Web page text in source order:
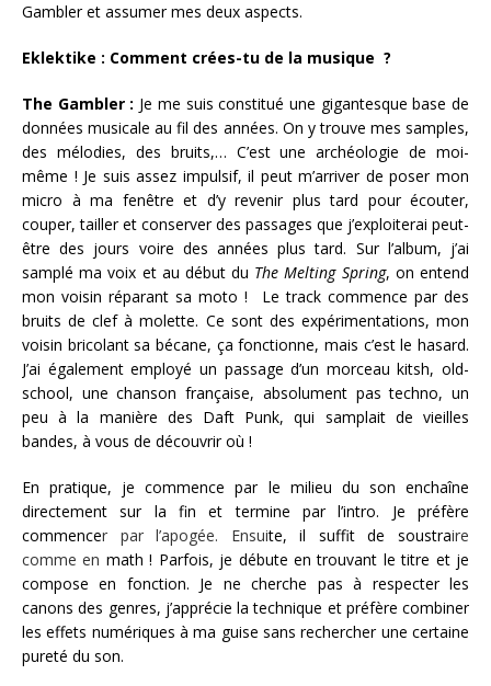
Gambler et assumer mes deux aspects.
Eklektike : Comment crées-tu de la musique ?
The Gambler : Je me suis constitué une gigantesque base de
données musicale au fil des années. On y trouve mes samples,
des mélodies, des bruits,… C’est une archéologie de moi-
même ! Je suis assez impulsif, il peut m’arriver de poser mon
micro à ma fenêtre et d’y revenir plus tard pour écouter,
couper, tailler et conserver des passages que j’exploiterai peut-
être des jours voire des années plus tard. Sur l’album, j’ai
samplé ma voix et au début du The Melting Spring, on entend
mon voisin réparant sa moto ! Le track commence par des
bruits de clef à molette. Ce sont des expérimentations, mon
voisin bricolant sa bécane, ça fonctionne, mais c’est le hasard.
J’ai également employé un passage d’un morceau kitsh, old-
school, une chanson française, absolument pas techno, un
peu à la manière des Daft Punk, qui samplait de vieilles
bandes, à vous de découvrir où !
En pratique, je commence par le milieu du son enchaîne
directement sur la fin et termine par l’intro. Je préfère
commencer par l’apogée. Ensuite, il suffit de soustraire
comme en math ! Parfois, je débute en trouvant le titre et je
compose en fonction. Je ne cherche pas à respecter les
canons des genres, j’apprécie la technique et préfère combiner
les effets numériques à ma guise sans rechercher une certaine
pureté du son.